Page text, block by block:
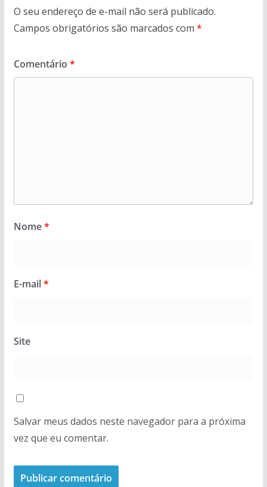
O seu endereço de e-mail não será publicado.
Campos obrigatórios são marcados com *
Comentário *
Nome*
E-mail*
Site
Salvar meus dados neste navegador para a próxima
vez que eu comentar.